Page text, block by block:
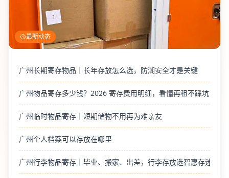
最新动态
广州长期寄存物品｜长年存放怎么选，防潮安全才是关键
广州物品寄存多少钱？2026 寄存费用明细，看懂再租不踩坑
广州临时物品寄存｜短期储物不用再为难亲友
广州个人档案可以存放在哪里
广州行李物品寄存｜毕业、搬家、出差，行李存放选智惠存迷你仓